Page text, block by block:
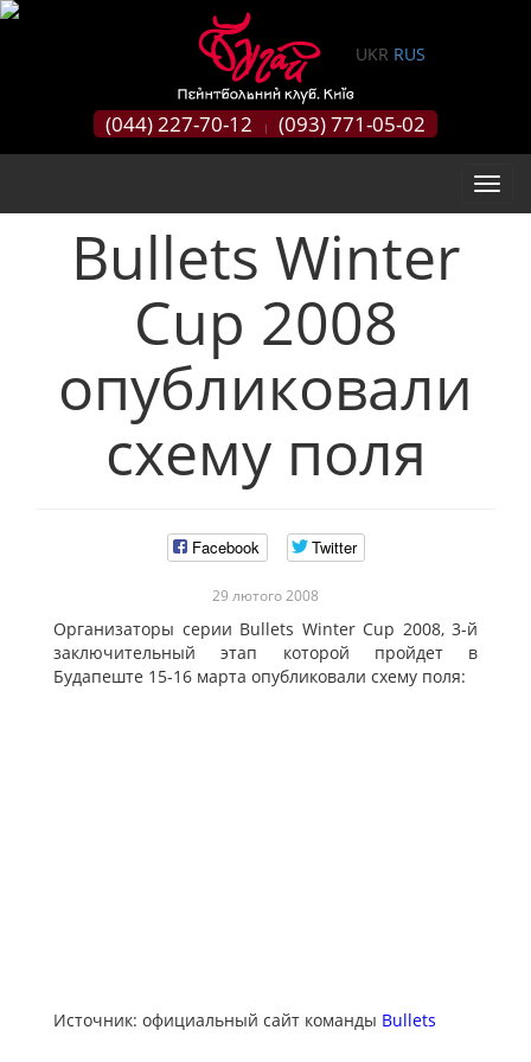
UKR RUS
(044) 227-70-12 | (093) 771-05-02
Bullets Winter
Cup 2008
опубликовали
схему поля
Facebook Twitter
29 лютого 2008
Организаторы серии Bullets Winter Cup 2008, 3-й
заключительный этап которой пройдет в
Будапеште 15-16 марта опубликовали схему поля:
Источник: официальный сайт команды Bullets